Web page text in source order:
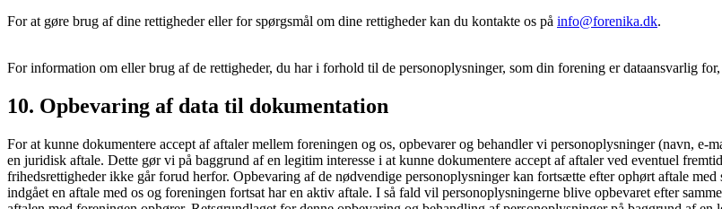
For at gøre brug af dine rettigheder eller for spørgsmål om dine rettigheder kan du kontakte os på info@forenika.dk.
For information om eller brug af de rettigheder, du har i forhold til de personoplysninger, som din forening er dataansvarlig
10. Opbevaring af data til dokumentation
For at kunne dokumentere accept af aftaler mellem foreningen og os, opbevarer og behandler vi personoplysninger (navn,
en juridisk aftale. Dette gør vi på baggrund af en legitim interesse i at kunne dokumentere accept af aftaler ved eventuel
frihedsrettigheder ikke går forud herfor. Opbevaring af de nødvendige personoplysninger kan fortsætte efter ophørt aftale
indgået en aftale med os og foreningen fortsat har en aktiv aftale. I så fald vil personoplysningerne blive opbevaret efter